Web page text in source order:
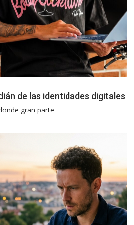
de las identidades digitales
gran parte...